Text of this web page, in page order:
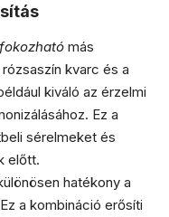
más
kvarc és a
kiváló az érzelmi
Ez a
sérelmeket és
előtt.
hatékony a
a kombináció erősíti